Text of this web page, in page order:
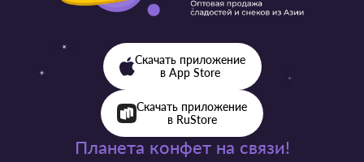
Планета конфет на связи!
Скачать приложение
в App Store
Скачать приложение
в RuStore